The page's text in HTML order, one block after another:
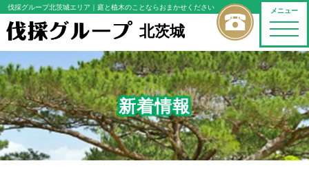
メニュー
toggle
伐採グループ北茨城エリア ｜庭と植木のことならおまかせください
北茨城
新着情報